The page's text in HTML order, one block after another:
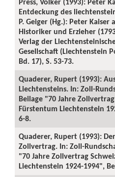
Entdeckung des
P. Geiger (Hg.): Peter Kaiser
Historiker und Erzieher
Verlag der
Gesellschaft (Liechtenstein
Bd. 17), S. 53-73.
Quaderer, Rupert (1993):
Liechtensteins. In: Zoll-
Beilage "70 Jahre
Fürstentum Liechtenstein
6-8.
Quaderer, Rupert (1993):
Zollvertrag. In: Zoll-
"70 Jahre Zollvertrag
Liechtenstein 1924-1994",